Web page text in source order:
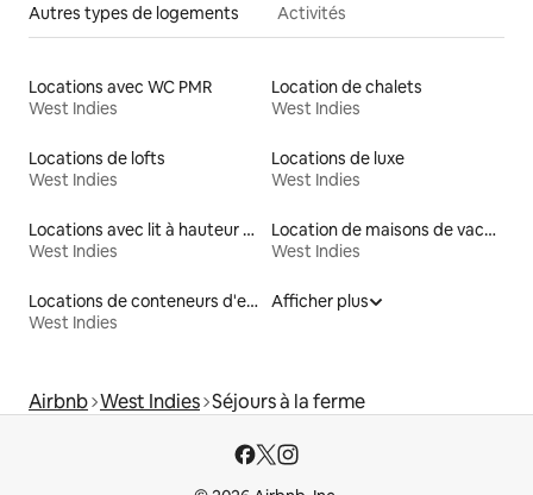
Autres types de logements Activités
Locations avec WC PMR
West Indies
Location de chalets
West Indies
Locations de lofts
West Indies
Locations de luxe
West Indies
Locations avec lit à hauteur adaptée
West Indies
Location de maisons de vacances
West Indies
Locations de conteneurs d'expédition
West Indies
Afficher plus
Airbnb West Indies Séjours à la ferme